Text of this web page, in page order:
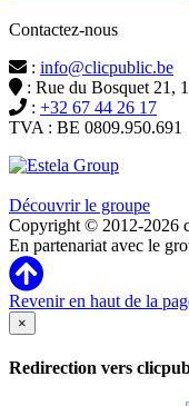
Contactez-nous
: info@clicpublic.be
: Rue du Bosquet 21,
: +32 67 44 26 17
TVA : BE 0809.950.691
Découvrir le groupe
Copyright © 2012-2026
En partenariat avec le
Revenir en haut de la
×
Redirection vers